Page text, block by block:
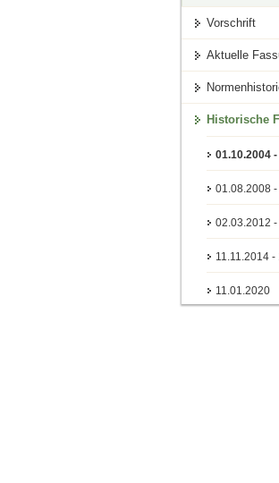
Vorschrift
Aktuelle
Historische
01.10.2004
01.08.2008
02.03.2012
11.11.2014
11.01.2020